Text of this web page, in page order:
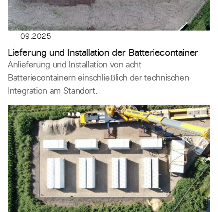
09.2025
Lieferung und Installation der Batteriecontainer
Anlieferung und Installation von acht
Batteriecontainern einschließlich der technischen
Integration am Standort.